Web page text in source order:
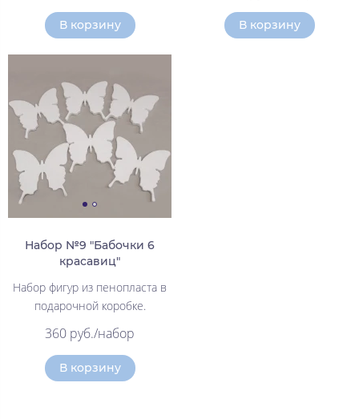
В корзину В корзину
Набор №9 "Бабочки 6
красавиц"
Набор фигур из пенопласта в
подарочной коробке.
360 руб./набор
В корзину